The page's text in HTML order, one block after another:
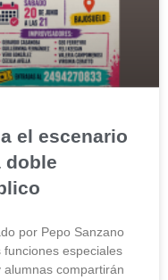
el escenario
doble
por Pepo Sanzano
especiales
compartirán